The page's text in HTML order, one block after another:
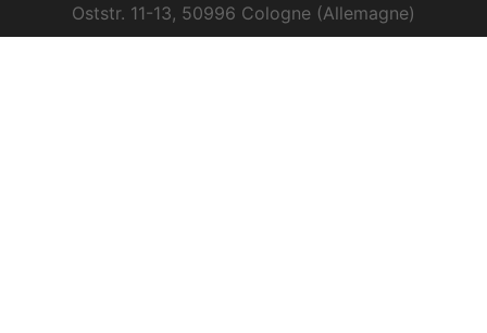
Oststr. 11-13, 50996 Cologne (Allemagne)